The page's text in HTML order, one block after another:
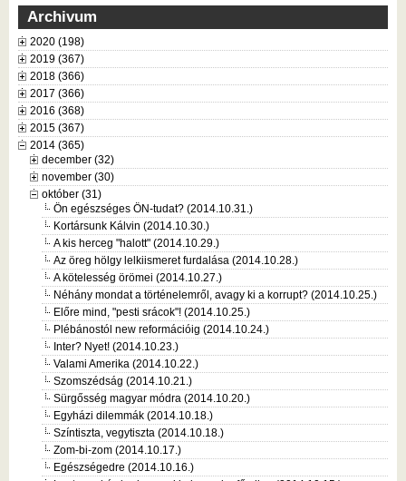
Archivum
2020 (198)
2019 (367)
2018 (366)
2017 (366)
2016 (368)
2015 (367)
2014 (365)
december (32)
november (30)
október (31)
Ön egészséges ÖN-tudat? (2014.10.31.)
Kortársunk Kálvin (2014.10.30.)
A kis herceg "halott" (2014.10.29.)
Az öreg hölgy lelkiismeret furdalása (2014.10.28.)
A kötelesség örömei (2014.10.27.)
Néhány mondat a történelemről, avagy ki a korrupt? (2014.10.25.)
Előre mind, "pesti srácok"! (2014.10.25.)
Plébánostól new reformációig (2014.10.24.)
Inter? Nyet! (2014.10.23.)
Valami Amerika (2014.10.22.)
Szomszédság (2014.10.21.)
Sürgősség magyar módra (2014.10.20.)
Egyházi dilemmák (2014.10.18.)
Színtiszta, vegytiszta (2014.10.18.)
Zom-bi-zom (2014.10.17.)
Egészségedre (2014.10.16.)